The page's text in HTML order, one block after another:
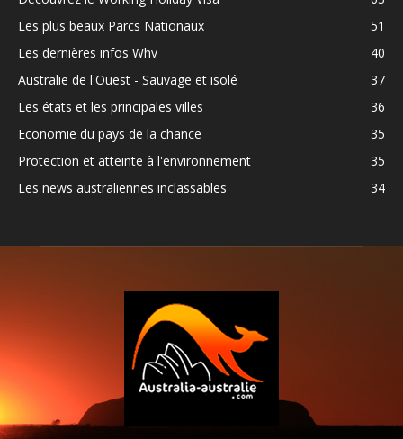
Les plus beaux Parcs Nationaux
51
Les dernières infos Whv
40
Australie de l'Ouest - Sauvage et isolé
37
Les états et les principales villes
36
Economie du pays de la chance
35
Protection et atteinte à l'environnement
35
Les news australiennes inclassables
34